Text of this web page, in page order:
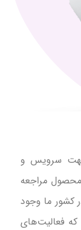
جهت سرویس و
محصول مراجعه
کشور ما وجود
که فعالیت‌های